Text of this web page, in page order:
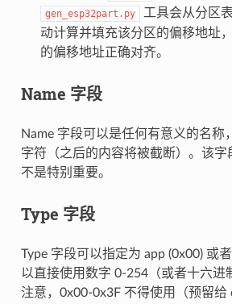
gen_esp32part.py
工具会从分区
动计算并填充该分区的偏移地址
的偏移地址正确对齐。
Name 字段
Name 字段可以是任何有意义的名称
字符（之后的内容将被截断）。该字
不是特别重要。
Type 字段
Type 字段可以指定为 app (0x00) 或
以直接使用数字 0-254（或者十六进
注意，0x00-0x3F 不得使用（预留给